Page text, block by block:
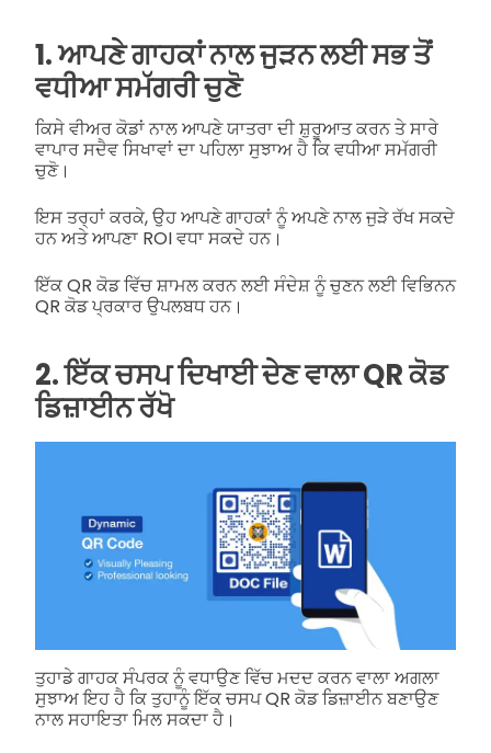
1. ਆਪਣੇ ਗਾਹਕਾਂ ਨਾਲ ਜੁੜਨ ਲਈ ਸਭ ਤੋਂ
ਵਧੀਆ ਸਮੱਗਰੀ ਚੁਣੋ
ਕਿਸੇ ਵੀਅਰ ਕੋਡਾਂ ਨਾਲ ਆਪਣੇ ਯਾਤਰਾ ਦੀ ਸ਼ੁਰੂਆਤ ਕਰਨ ਤੇ ਸਾਰੇ
ਵਾਪਾਰ ਸਦੈਵ ਸਿਖਾਵਾਂ ਦਾ ਪਹਿਲਾ ਸੁਝਾਅ ਹੈ ਕਿ ਵਧੀਆ ਸਮੱਗਰੀ
ਚੁਣੋ।
ਇਸ ਤਰ੍ਹਾਂ ਕਰਕੇ, ਉਹ ਆਪਣੇ ਗਾਹਕਾਂ ਨੂੰ ਅਪਣੇ ਨਾਲ ਜੁੜੇ ਰੱਖ ਸਕਦੇ
ਹਨ ਅਤੇ ਆਪਣਾ ROI ਵਧਾ ਸਕਦੇ ਹਨ।
ਇੱਕ QR ਕੋਡ ਵਿੱਚ ਸ਼ਾਮਲ ਕਰਨ ਲਈ ਸੰਦੇਸ਼ ਨੂੰ ਚੁਣਨ ਲਈ ਵਿਭਿਨਨ
QR ਕੋਡ ਪ੍ਰਕਾਰ ਉਪਲਬਧ ਹਨ।
2. ਇੱਕ ਚਸਪ ਦਿਖਾਈ ਦੇਣ ਵਾਲਾ QR ਕੋਡ
ਡਿਜ਼ਾਈਨ ਰੱਖੋ
ਤੁਹਾਡੇ ਗਾਹਕ ਸੰਪਰਕ ਨੂੰ ਵਧਾਉਣ ਵਿੱਚ ਮਦਦ ਕਰਨ ਵਾਲਾ ਅਗਲਾ
ਸੁਝਾਅ ਇਹ ਹੈ ਕਿ ਤੁਹਾਨੂੰ ਇੱਕ ਚਸਪ QR ਕੋਡ ਡਿਜ਼ਾਈਨ ਬਣਾਉਣ
ਨਾਲ ਸਹਾਇਤਾ ਮਿਲ ਸਕਦਾ ਹੈ।